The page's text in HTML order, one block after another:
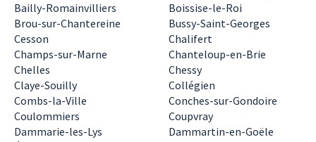
Bailly-Romainvilliers
Boissise-le-Roi
Brou-sur-Chantereine
Bussy-Saint-Georges
Cesson
Chalifert
Champs-sur-Marne
Chanteloup-en-Brie
Chelles
Chessy
Claye-Souilly
Collégien
Combs-la-Ville
Conches-sur-Gondoire
Coulommiers
Coupvray
Dammarie-les-Lys
Dammartin-en-Goële